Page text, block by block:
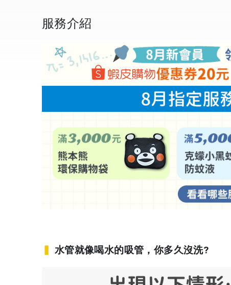
服務介紹
水管就像喝水的吸管，你多久沒洗?